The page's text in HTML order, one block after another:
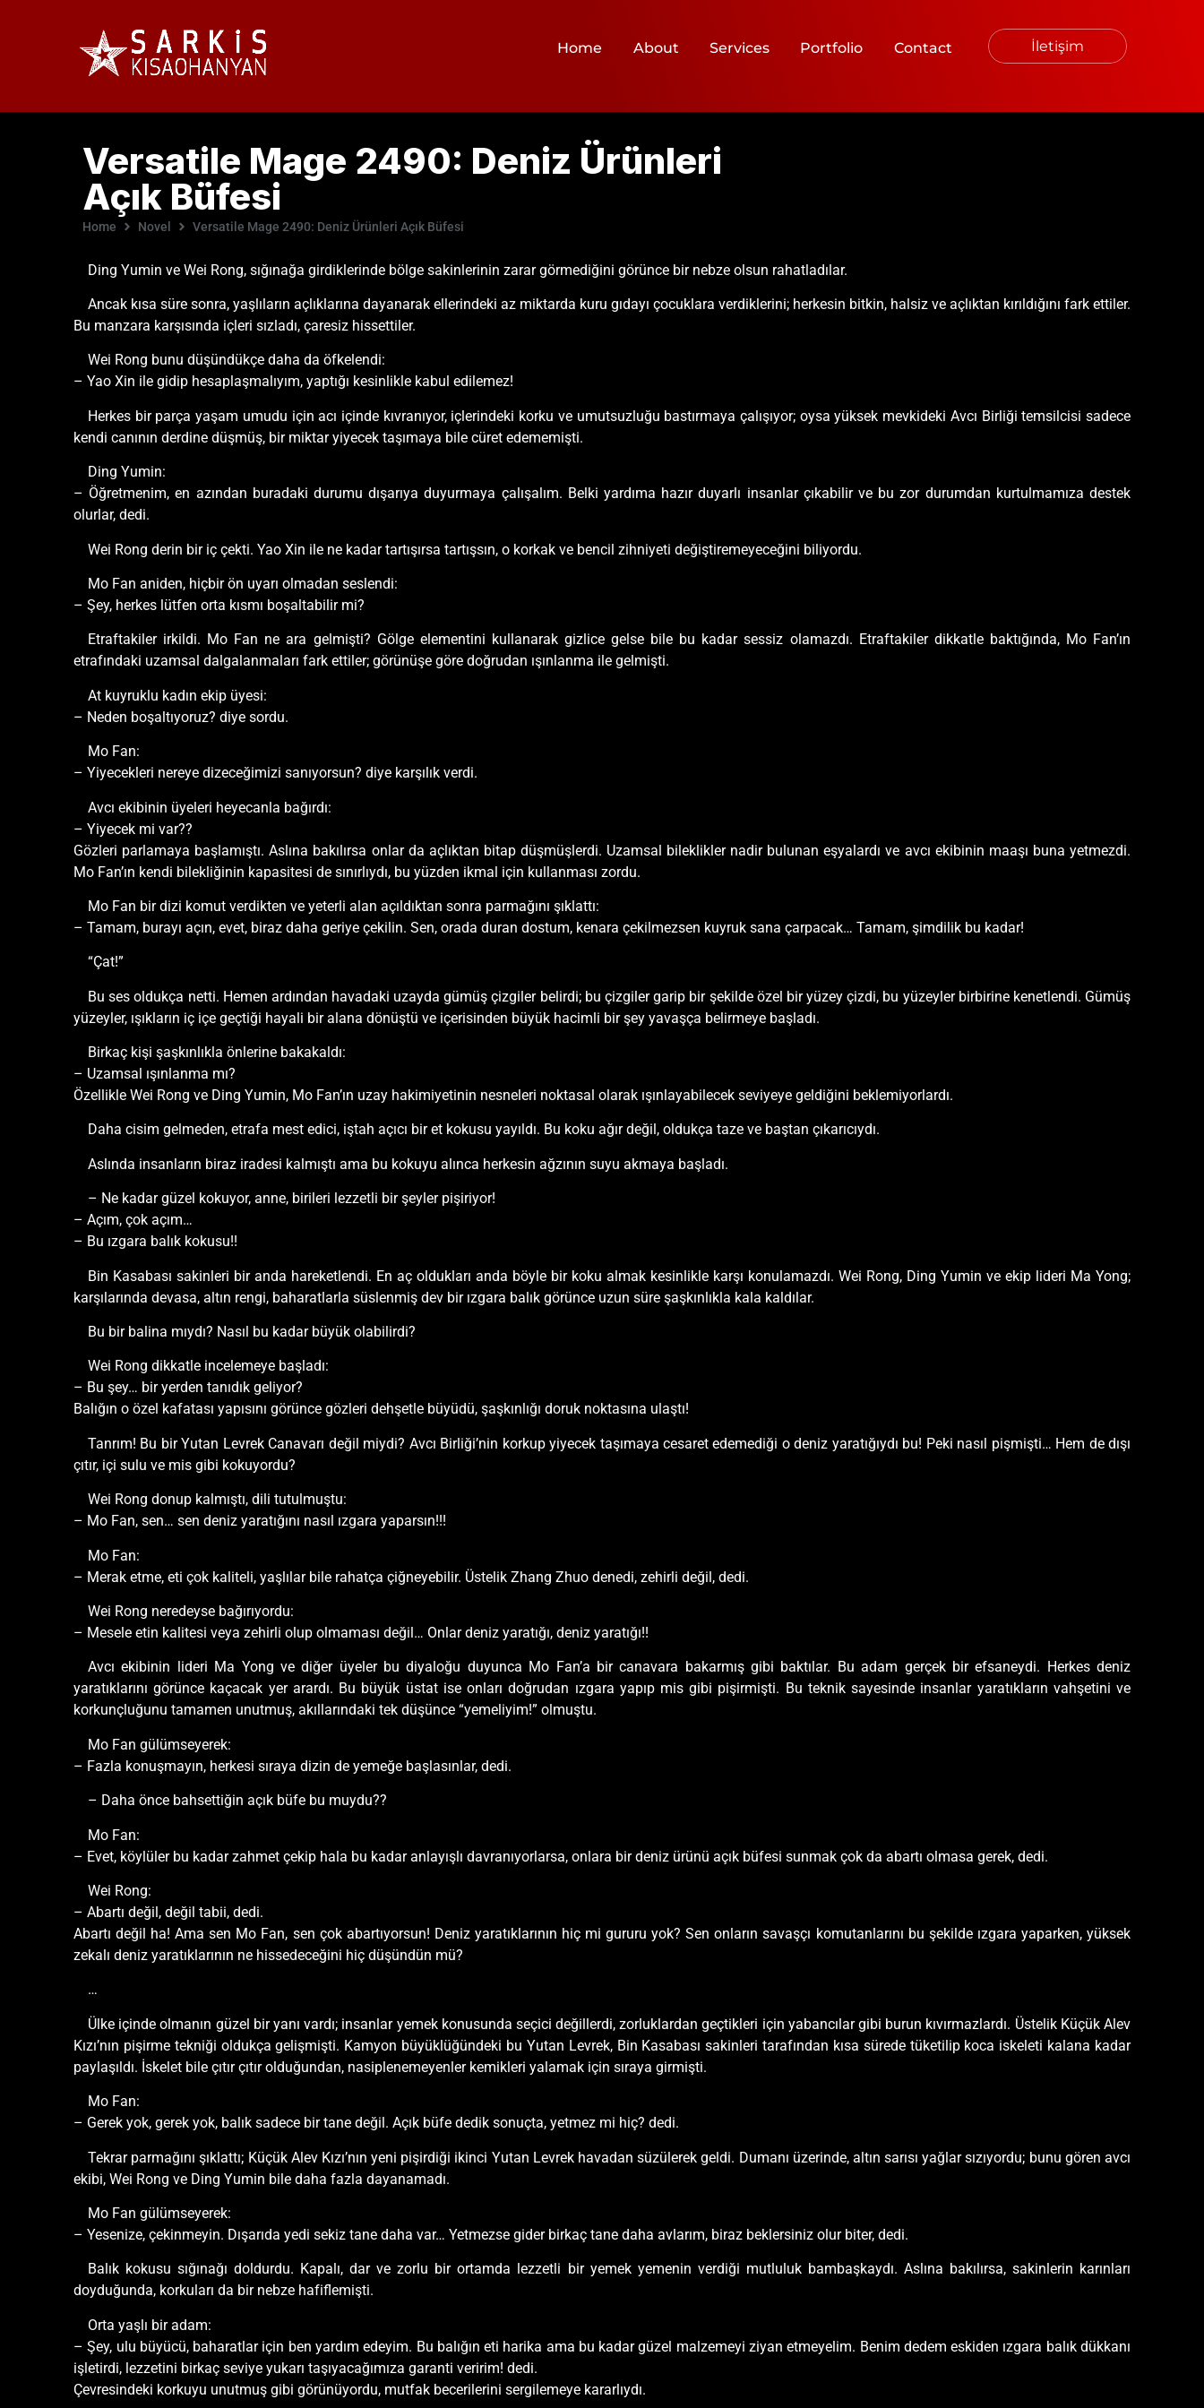
Home About Services Portfolio Contact İletişim
Versatile Mage 2490: Deniz Ürünleri
Açık Büfesi
Home Novel Versatile Mage 2490: Deniz Ürünleri Açık Büfesi
Ding Yumin ve Wei Rong, sığınağa girdiklerinde bölge sakinlerinin zarar görmediğini görünce bir nebze olsun rahatladılar.
Ancak kısa süre sonra, yaşlıların açlıklarına dayanarak ellerindeki az miktarda kuru gıdayı çocuklara verdiklerini; herkesin bitkin, halsiz ve açlıktan kırıldığını fark ettiler.
Bu manzara karşısında içleri sızladı, çaresiz hissettiler.
Wei Rong bunu düşündükçe daha da öfkelendi:
– Yao Xin ile gidip hesaplaşmalıyım, yaptığı kesinlikle kabul edilemez!
Herkes bir parça yaşam umudu için acı içinde kıvranıyor, içlerindeki korku ve umutsuzluğu bastırmaya çalışıyor; oysa yüksek mevkideki Avcı Birliği temsilcisi sadece
kendi canının derdine düşmüş, bir miktar yiyecek taşımaya bile cüret edememişti.
Ding Yumin:
– Öğretmenim, en azından buradaki durumu dışarıya duyurmaya çalışalım. Belki yardıma hazır duyarlı insanlar çıkabilir ve bu zor durumdan kurtulmamıza destek
olurlar, dedi.
Wei Rong derin bir iç çekti. Yao Xin ile ne kadar tartışırsa tartışsın, o korkak ve bencil zihniyeti değiştiremeyeceğini biliyordu.
Mo Fan aniden, hiçbir ön uyarı olmadan seslendi:
– Şey, herkes lütfen orta kısmı boşaltabilir mi?
Etraftakiler irkildi. Mo Fan ne ara gelmişti? Gölge elementini kullanarak gizlice gelse bile bu kadar sessiz olamazdı. Etraftakiler dikkatle baktığında, Mo Fan’ın
etrafındaki uzamsal dalgalanmaları fark ettiler; görünüşe göre doğrudan ışınlanma ile gelmişti.
At kuyruklu kadın ekip üyesi:
– Neden boşaltıyoruz? diye sordu.
Mo Fan:
– Yiyecekleri nereye dizeceğimizi sanıyorsun? diye karşılık verdi.
Avcı ekibinin üyeleri heyecanla bağırdı:
– Yiyecek mi var??
Gözleri parlamaya başlamıştı. Aslına bakılırsa onlar da açlıktan bitap düşmüşlerdi. Uzamsal bileklikler nadir bulunan eşyalardı ve avcı ekibinin maaşı buna yetmezdi.
Mo Fan’ın kendi bilekliğinin kapasitesi de sınırlıydı, bu yüzden ikmal için kullanması zordu.
Mo Fan bir dizi komut verdikten ve yeterli alan açıldıktan sonra parmağını şıklattı:
– Tamam, burayı açın, evet, biraz daha geriye çekilin. Sen, orada duran dostum, kenara çekilmezsen kuyruk sana çarpacak… Tamam, şimdilik bu kadar!
“Çat!”
Bu ses oldukça netti. Hemen ardından havadaki uzayda gümüş çizgiler belirdi; bu çizgiler garip bir şekilde özel bir yüzey çizdi, bu yüzeyler birbirine kenetlendi. Gümüş
yüzeyler, ışıkların iç içe geçtiği hayali bir alana dönüştü ve içerisinden büyük hacimli bir şey yavaşça belirmeye başladı.
Birkaç kişi şaşkınlıkla önlerine bakakaldı:
– Uzamsal ışınlanma mı?
Özellikle Wei Rong ve Ding Yumin, Mo Fan’ın uzay hakimiyetinin nesneleri noktasal olarak ışınlayabilecek seviyeye geldiğini beklemiyorlardı.
Daha cisim gelmeden, etrafa mest edici, iştah açıcı bir et kokusu yayıldı. Bu koku ağır değil, oldukça taze ve baştan çıkarıcıydı.
Aslında insanların biraz iradesi kalmıştı ama bu kokuyu alınca herkesin ağzının suyu akmaya başladı.
– Ne kadar güzel kokuyor, anne, birileri lezzetli bir şeyler pişiriyor!
– Açım, çok açım…
– Bu ızgara balık kokusu!!
Bin Kasabası sakinleri bir anda hareketlendi. En aç oldukları anda böyle bir koku almak kesinlikle karşı konulamazdı. Wei Rong, Ding Yumin ve ekip lideri Ma Yong;
karşılarında devasa, altın rengi, baharatlarla süslenmiş dev bir ızgara balık görünce uzun süre şaşkınlıkla kala kaldılar.
Bu bir balina mıydı? Nasıl bu kadar büyük olabilirdi?
Wei Rong dikkatle incelemeye başladı:
– Bu şey… bir yerden tanıdık geliyor?
Balığın o özel kafatası yapısını görünce gözleri dehşetle büyüdü, şaşkınlığı doruk noktasına ulaştı!
Tanrım! Bu bir Yutan Levrek Canavarı değil miydi? Avcı Birliği’nin korkup yiyecek taşımaya cesaret edemediği o deniz yaratığıydı bu! Peki nasıl pişmişti… Hem de dışı
çıtır, içi sulu ve mis gibi kokuyordu?
Wei Rong donup kalmıştı, dili tutulmuştu:
– Mo Fan, sen… sen deniz yaratığını nasıl ızgara yaparsın!!!
Mo Fan:
– Merak etme, eti çok kaliteli, yaşlılar bile rahatça çiğneyebilir. Üstelik Zhang Zhuo denedi, zehirli değil, dedi.
Wei Rong neredeyse bağırıyordu:
– Mesele etin kalitesi veya zehirli olup olmaması değil… Onlar deniz yaratığı, deniz yaratığı!!
Avcı ekibinin lideri Ma Yong ve diğer üyeler bu diyaloğu duyunca Mo Fan’a bir canavara bakarmış gibi baktılar. Bu adam gerçek bir efsaneydi. Herkes deniz
yaratıklarını görünce kaçacak yer arardı. Bu büyük üstat ise onları doğrudan ızgara yapıp mis gibi pişirmişti. Bu teknik sayesinde insanlar yaratıkların vahşetini ve
korkunçluğunu tamamen unutmuş, akıllarındaki tek düşünce “yemeliyim!” olmuştu.
Mo Fan gülümseyerek:
– Fazla konuşmayın, herkesi sıraya dizin de yemeğe başlasınlar, dedi.
– Daha önce bahsettiğin açık büfe bu muydu??
Mo Fan:
– Evet, köylüler bu kadar zahmet çekip hala bu kadar anlayışlı davranıyorlarsa, onlara bir deniz ürünü açık büfesi sunmak çok da abartı olmasa gerek, dedi.
Wei Rong:
– Abartı değil, değil tabii, dedi.
Abartı değil ha! Ama sen Mo Fan, sen çok abartıyorsun! Deniz yaratıklarının hiç mi gururu yok? Sen onların savaşçı komutanlarını bu şekilde ızgara yaparken, yüksek
zekalı deniz yaratıklarının ne hissedeceğini hiç düşündün mü?
…
Ülke içinde olmanın güzel bir yanı vardı; insanlar yemek konusunda seçici değillerdi, zorluklardan geçtikleri için yabancılar gibi burun kıvırmazlardı. Üstelik Küçük Alev
Kızı’nın pişirme tekniği oldukça gelişmişti. Kamyon büyüklüğündeki bu Yutan Levrek, Bin Kasabası sakinleri tarafından kısa sürede tüketilip koca iskeleti kalana kadar
paylaşıldı. İskelet bile çıtır çıtır olduğundan, nasiplenemeyenler kemikleri yalamak için sıraya girmişti.
Mo Fan:
– Gerek yok, gerek yok, balık sadece bir tane değil. Açık büfe dedik sonuçta, yetmez mi hiç? dedi.
Tekrar parmağını şıklattı; Küçük Alev Kızı’nın yeni pişirdiği ikinci Yutan Levrek havadan süzülerek geldi. Dumanı üzerinde, altın sarısı yağlar sızıyordu; bunu gören avcı
ekibi, Wei Rong ve Ding Yumin bile daha fazla dayanamadı.
Mo Fan gülümseyerek:
– Yesenize, çekinmeyin. Dışarıda yedi sekiz tane daha var… Yetmezse gider birkaç tane daha avlarım, biraz beklersiniz olur biter, dedi.
Balık kokusu sığınağı doldurdu. Kapalı, dar ve zorlu bir ortamda lezzetli bir yemek yemenin verdiği mutluluk bambaşkaydı. Aslına bakılırsa, sakinlerin karınları
doyduğunda, korkuları da bir nebze hafiflemişti.
Orta yaşlı bir adam:
– Şey, ulu büyücü, baharatlar için ben yardım edeyim. Bu balığın eti harika ama bu kadar güzel malzemeyi ziyan etmeyelim. Benim dedem eskiden ızgara balık dükkanı
işletirdi, lezzetini birkaç seviye yukarı taşıyacağımıza garanti veririm! dedi.
Çevresindeki korkuyu unutmuş gibi görünüyordu, mutfak becerilerini sergilemeye kararlıydı.